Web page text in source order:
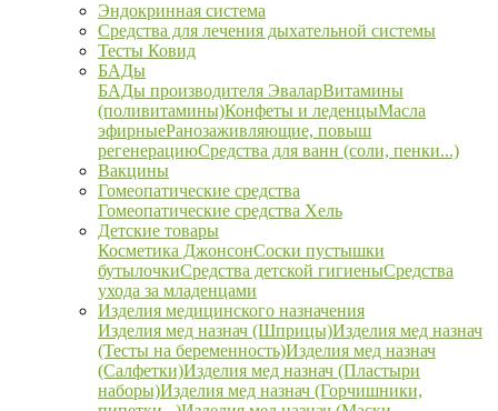
Эндокринная система
Средства для лечения дыхательной системы
Тесты Ковид
БАДы
БАДы производителя ЭваларВитамины
(поливитамины)Конфеты и леденцыМасла
эфирныеРанозаживляющие, повыш
регенерациюСредства для ванн (соли, пенки...)
Вакцины
Гомеопатические средства
Гомеопатические средства Хель
Детские товары
Косметика ДжонсонСоски пустышки
бутылочкиСредства детской гигиеныСредства
ухода за младенцами
Изделия медицинского назначения
Изделия мед назнач (Шприцы)Изделия мед назнач
(Тесты на беременность)Изделия мед назнач
(Салфетки)Изделия мед назнач (Пластыри
наборы)Изделия мед назнач (Горчишники,